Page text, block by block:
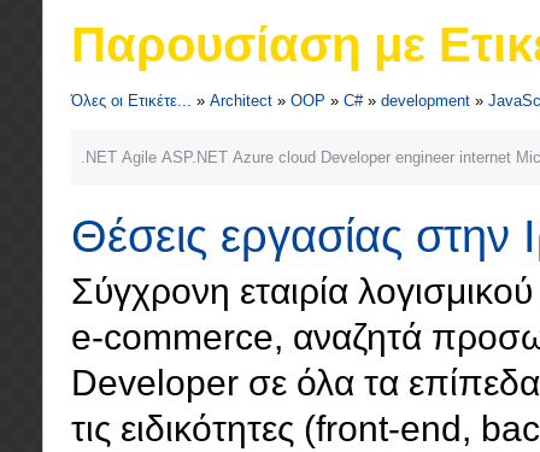
Παρουσίαση με
Όλες οι Ετικέτε... » Architect » OOP » C#» development »
.NET Agile ASP.NET Azure cloud Developer engineer internet
Θέσεις εργασίας στην
Σύγχρονη εταιρία
e-commerce, αναζητά
Developer σε όλα τα
τις ειδικότητες (front-end,